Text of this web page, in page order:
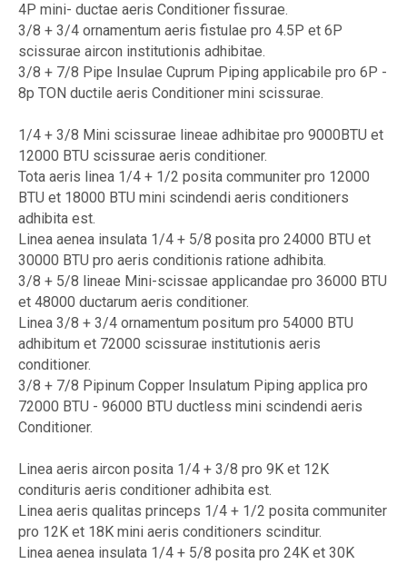
4P mini- ductae aeris Conditioner fissurae.
3/8 + 3/4 ornamentum aeris fistulae pro 4.5P et 6P
scissurae aircon institutionis adhibitae.
3/8 + 7/8 Pipe Insulae Cuprum Piping applicabile pro 6P -
8p TON ductile aeris Conditioner mini scissurae.
1/4 + 3/8 Mini scissurae lineae adhibitae pro 9000BTU et
12000 BTU scissurae aeris conditioner.
Tota aeris linea 1/4 + 1/2 posita communiter pro 12000
BTU et 18000 BTU mini scindendi aeris conditioners
adhibita est.
Linea aenea insulata 1/4 + 5/8 posita pro 24000 BTU et
30000 BTU pro aeris conditionis ratione adhibita.
3/8 + 5/8 lineae Mini-scissae applicandae pro 36000 BTU
et 48000 ductarum aeris conditioner.
Linea 3/8 + 3/4 ornamentum positum pro 54000 BTU
adhibitum et 72000 scissurae institutionis aeris
conditioner.
3/8 + 7/8 Pipinum Copper Insulatum Piping applica pro
72000 BTU - 96000 BTU ductless mini scindendi aeris
Conditioner.
Linea aeris aircon posita 1/4 + 3/8 pro 9K et 12K
condituris aeris conditioner adhibita est.
Linea aeris qualitas princeps 1/4 + 1/2 posita communiter
pro 12K et 18K mini aeris conditioners scinditur.
Linea aenea insulata 1/4 + 5/8 posita pro 24K et 30K